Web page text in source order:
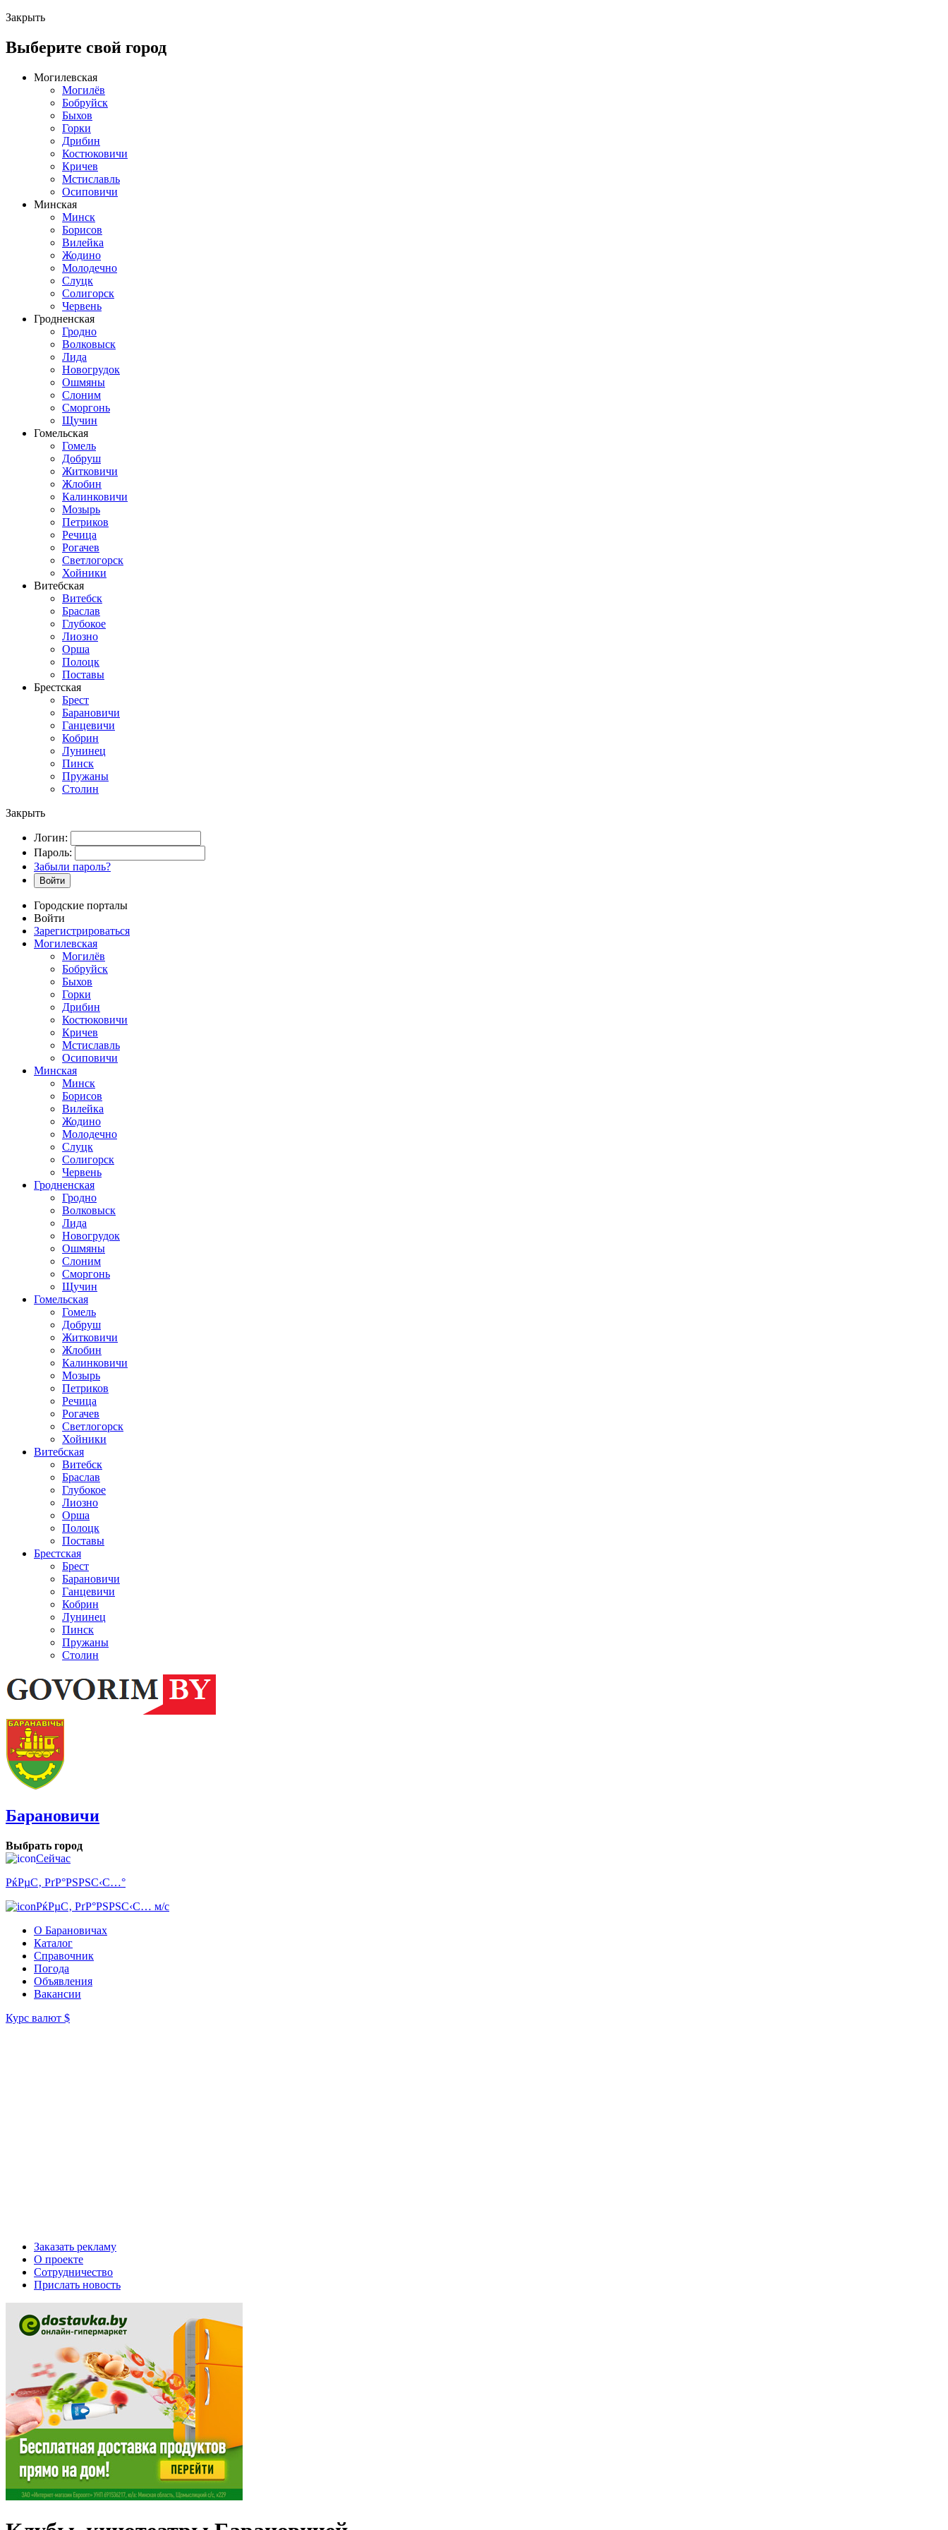
Закрыть
Выберите свой город
Могилевская
Могилёв
Бобруйск
Быхов
Горки
Дрибин
Костюковичи
Кричев
Мстиславль
Осиповичи
Минская
Минск
Борисов
Вилейка
Жодино
Молодечно
Слуцк
Солигорск
Червень
Гродненская
Гродно
Волковыск
Лида
Новогрудок
Ошмяны
Слоним
Сморгонь
Щучин
Гомельская
Гомель
Добруш
Житковичи
Жлобин
Калинковичи
Мозырь
Петриков
Речица
Рогачев
Светлогорск
Хойники
Витебская
Витебск
Браслав
Глубокое
Лиозно
Орша
Полоцк
Поставы
Брестская
Брест
Барановичи
Ганцевичи
Кобрин
Лунинец
Пинск
Пружаны
Столин
Закрыть
Логин:
Пароль:
Забыли пароль?
Войти
Городские порталы
Войти
Зарегистрироваться
Могилевская
Могилёв
Бобруйск
Быхов
Горки
Дрибин
Костюковичи
Кричев
Мстиславль
Осиповичи
Минская
Минск
Борисов
Вилейка
Жодино
Молодечно
Слуцк
Солигорск
Червень
Гродненская
Гродно
Волковыск
Лида
Новогрудок
Ошмяны
Слоним
Сморгонь
Щучин
Гомельская
Гомель
Добруш
Житковичи
Жлобин
Калинковичи
Мозырь
Петриков
Речица
Рогачев
Светлогорск
Хойники
Витебская
Витебск
Браслав
Глубокое
Лиозно
Орша
Полоцк
Поставы
Брестская
Брест
Барановичи
Ганцевичи
Кобрин
Лунинец
Пинск
Пружаны
Столин
Барановичи
Выбрать город
Сейчас
РќРµС‚ РґР°РЅРЅС‹С…°
РќРµС‚ РґР°РЅРЅС‹С… м/с
О Барановичах
Каталог
Справочник
Погода
Объявления
Вакансии
Курс валют $
Заказать рекламу
О проекте
Сотрудничество
Прислать новость